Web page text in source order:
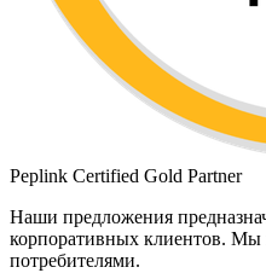
Peplink Certified Gold Partner
Наши предложения
корпоративных клиентов. Мы
потребителями.